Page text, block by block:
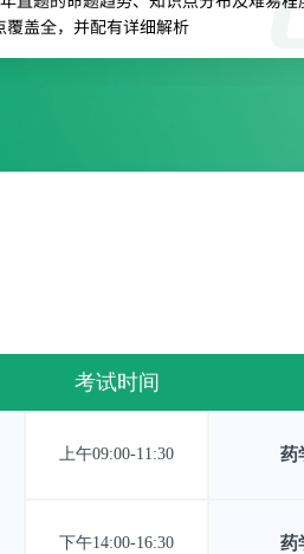
考试时间
上午09:00-11:30 药
下午14:00-16:30 药